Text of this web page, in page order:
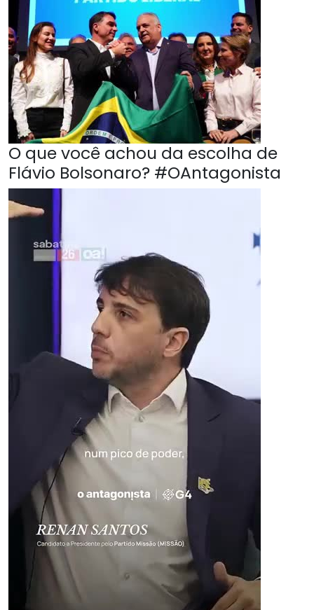
O que você achou da escolha de
Flávio Bolsonaro? #OAntagonista